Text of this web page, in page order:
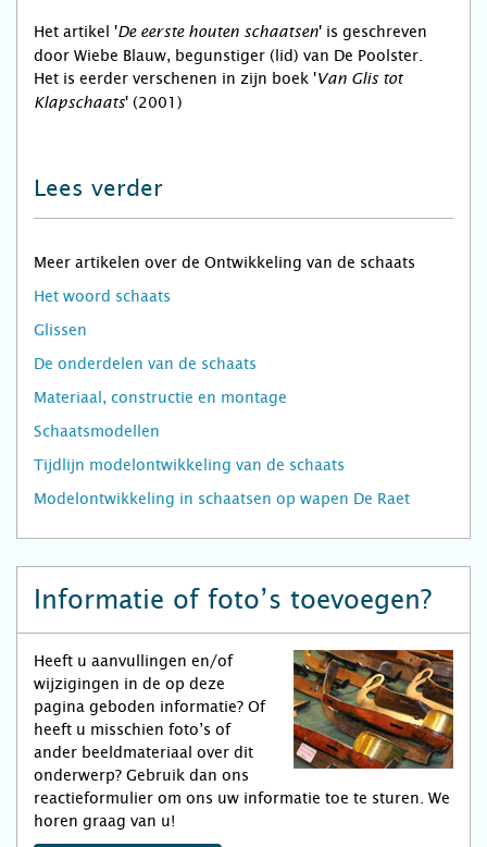
Het artikel 'De eerste houten schaatsen' is geschreven
door Wiebe Blauw, begunstiger (lid) van De Poolster.
Het is eerder verschenen in zijn boek 'Van Glis tot
Klapschaats' (2001)
Lees verder
Meer artikelen over de Ontwikkeling van de schaats
Het woord schaats
Glissen
De onderdelen van de schaats
Materiaal, constructie en montage
Schaatsmodellen
Tijdlijn modelontwikkeling van de schaats
Modelontwikkeling in schaatsen op wapen De Raet
Informatie of foto’s toevoegen?
Heeft u aanvullingen en/of
wijzigingen in de op deze
pagina geboden informatie? Of
heeft u misschien foto’s of
ander beeldmateriaal over dit
onderwerp? Gebruik dan ons
reactieformulier om ons uw informatie toe te sturen. We
horen graag van u!